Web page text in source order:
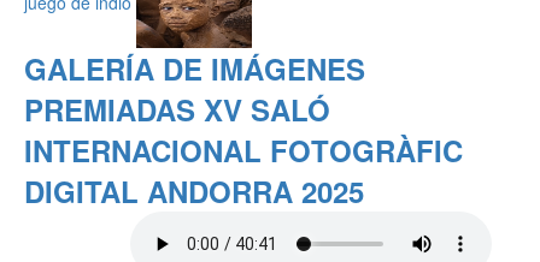
GALERÍA DE IMÁGENES
PREMIADAS XV SALÓ
INTERNACIONAL FOTOGRÀFIC
DIGITAL ANDORRA 2025